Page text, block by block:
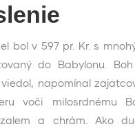
bol v 597 pr. Kr. s
do Babylonu.
napomínal
voči milosrdnému
a chrám. Ako